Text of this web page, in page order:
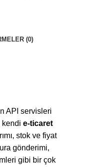
(0)
API servisleri
kendi e-ticaret
stok ve fiyat
gönderimi,
gibi bir çok